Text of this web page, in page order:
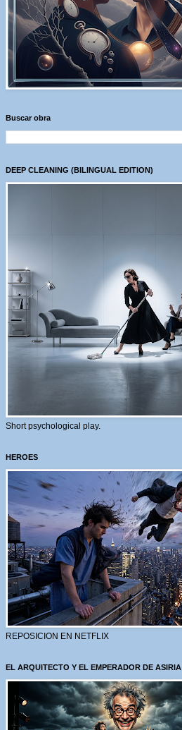
Buscar obra
DEEP CLEANING (BILINGUAL EDITION)
Short psychological play.
HEROES
REPOSICION EN NETFLIX
EL ARQUITECTO Y EL EMPERADOR DE ASIRIA